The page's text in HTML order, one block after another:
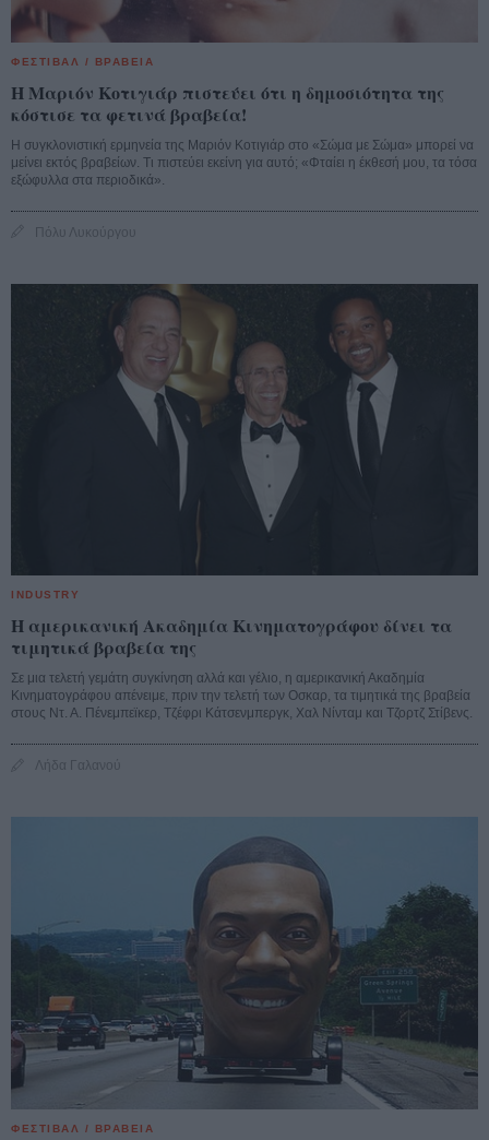
ΦΕΣΤΙΒΑΛ / ΒΡΑΒΕΙΑ
Η Μαριόν Κοτιγιάρ πιστεύει ότι η δημοσιότητα της
κόστισε τα φετινά βραβεία!
Η συγκλονιστική ερμηνεία της Μαριόν Κοτιγιάρ στο «Σώμα με Σώμα» μπορεί να
μείνει εκτός βραβείων. Τι πιστεύει εκείνη για αυτό; «Φταίει η έκθεσή μου, τα τόσα
εξώφυλλα στα περιοδικά».
Πόλυ Λυκούργου
INDUSTRY
Η αμερικανική Ακαδημία Κινηματογράφου δίνει τα
τιμητικά βραβεία της
Σε μια τελετή γεμάτη συγκίνηση αλλά και γέλιο, η αμερικανική Ακαδημία
Κινηματογράφου απένειμε, πριν την τελετή των Οσκαρ, τα τιμητικά της βραβεία
στους Ντ. Α. Πένεμπεϊκερ, Τζέφρι Κάτσενμπεργκ, Χαλ Νίνταμ και Τζορτζ Στίβενς.
Λήδα Γαλανού
ΦΕΣΤΙΒΑΛ / ΒΡΑΒΕΙΑ